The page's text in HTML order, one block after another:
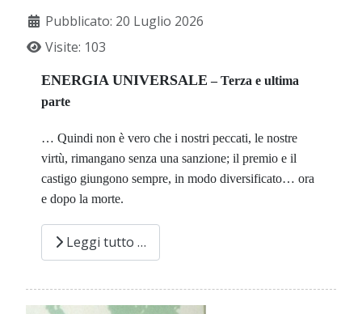
Pubblicato: 20 Luglio 2026
Visite: 103
ENERGIA UNIVERSALE – Terza e ultima
parte
… Quindi non è vero che i nostri peccati, le nostre
virtù, rimangano senza una sanzione; il premio e il
castigo giungono sempre, in modo diversificato… ora
e dopo la morte.
Leggi tutto …